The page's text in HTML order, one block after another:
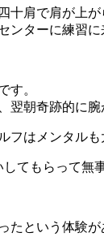
肩で肩が上
ターに練習
す。
朝奇跡的に腕
はメンタル
てもらって
たという体験が